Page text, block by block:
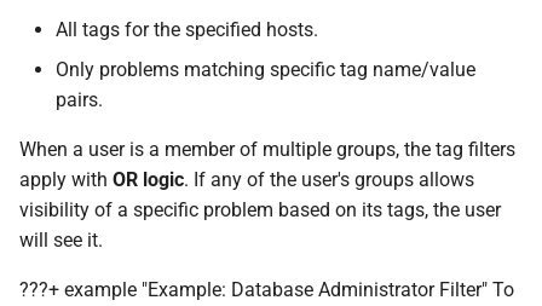
All tags for the specified hosts.
Only problems matching specific tag name/value
pairs.
When a user is a member of multiple groups, the tag filters
apply with OR logic. If any of the user's groups allows
visibility of a specific problem based on its tags, the user
will see it.
???+ example "Example: Database Administrator Filter" To